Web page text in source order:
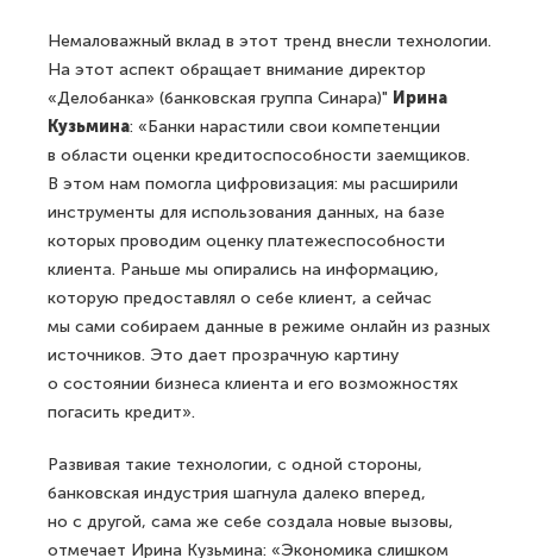
Немаловажный вклад в этот тренд внесли технологии.
На этот аспект обращает внимание директор
«Делобанка» (банковская группа Синара)" Ирина
Кузьмина: «Банки нарастили свои компетенции
в области оценки кредитоспособности заемщиков.
В этом нам помогла цифровизация: мы расширили
инструменты для использования данных, на базе
которых проводим оценку платежеспособности
клиента. Раньше мы опирались на информацию,
которую предоставлял о себе клиент, а сейчас
мы сами собираем данные в режиме онлайн из разных
источников. Это дает прозрачную картину
о состоянии бизнеса клиента и его возможностях
погасить кредит».
Развивая такие технологии, с одной стороны,
банковская индустрия шагнула далеко вперед,
но с другой, сама же себе создала новые вызовы,
отмечает Ирина Кузьмина: «Экономика слишком